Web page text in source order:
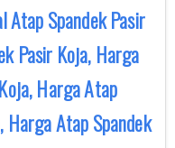
Atap Spandek Pasir
Pasir Koja, Harga
Harga Atap
Harga Atap Spandek